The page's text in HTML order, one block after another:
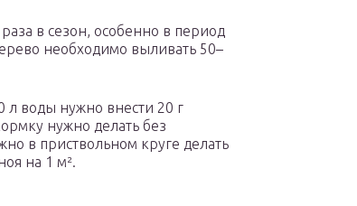
в сезон, особенно в период
необходимо выливать 50–
воды нужно внести 20 г
нужно делать без
в приствольном круге делать
на 1 м².